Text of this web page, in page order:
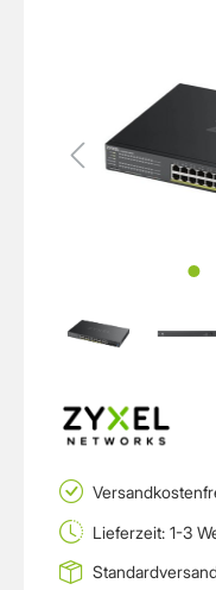
Lieferzeit: 1-3